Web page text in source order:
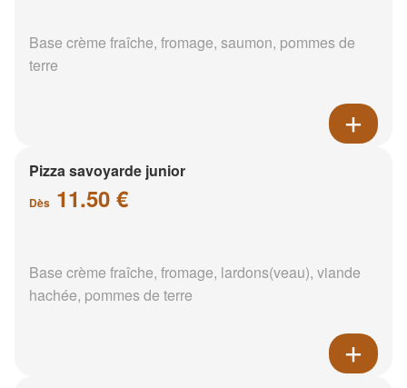
Base crème fraîche, fromage, saumon, pommes de
terre
Pizza savoyarde junior
Dès 11.50 €
Base crème fraîche, fromage, lardons(veau), viande
hachée, pommes de terre